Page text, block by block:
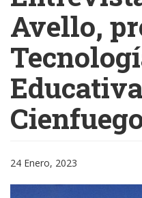
principal
Avello,
24 Enero, 2023